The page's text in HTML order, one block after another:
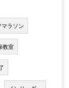
ラソン
教室